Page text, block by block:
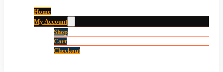
Home
My Account
Shop
Cart
Checkout